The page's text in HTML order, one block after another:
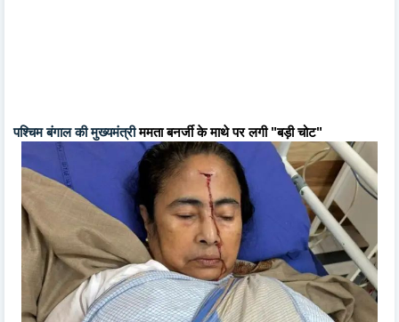
पश्चिम बंगाल की मुख्यमंत्रीममता बनर्जी के माथे पर लगी "बड़ी चोट"